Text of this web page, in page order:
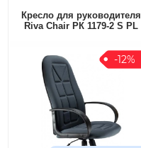
Кресло для руководителя
Riva Chair РК 1179-2 S PL
-12%